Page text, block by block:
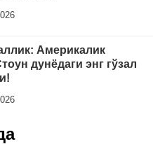
Америкалик
дунёдаги энг гўзал